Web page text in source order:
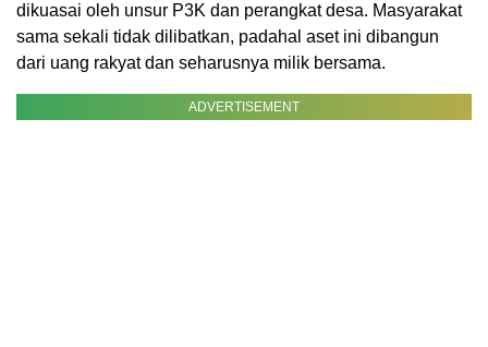
dikuasai oleh unsur P3K dan perangkat desa. Masyarakat
sama sekali tidak dilibatkan, padahal aset ini dibangun
dari uang rakyat dan seharusnya milik bersama.
ADVERTISEMENT